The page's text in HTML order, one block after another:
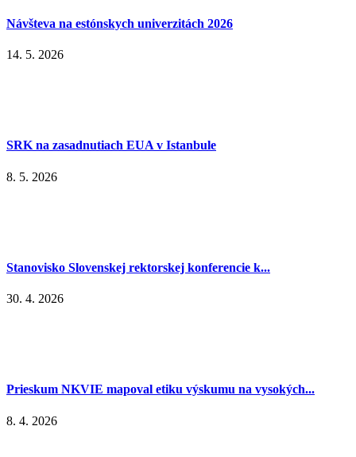
Návšteva na estónskych univerzitách 2026
14. 5. 2026
SRK na zasadnutiach EUA v Istanbule
8. 5. 2026
Stanovisko Slovenskej rektorskej konferencie k...
30. 4. 2026
Prieskum NKVIE mapoval etiku výskumu na vysokých...
8. 4. 2026